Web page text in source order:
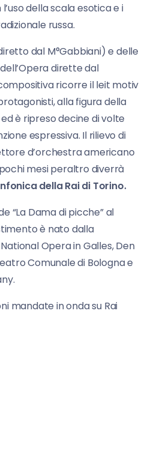
della scala esotica e i
russa.
dal M°Gabbiani) e delle
dirette dal
ricorre il leit motiv
alla figura della
è ripreso decine di volte
espressiva. Il rilievo di
d’orchestra americano
mesi peraltro diverrà
della Rai di Torino.
“La Dama di picche” al
è nato dalla
Opera in Galles, Den
Comunale di Bologna e
mandate in onda su Rai